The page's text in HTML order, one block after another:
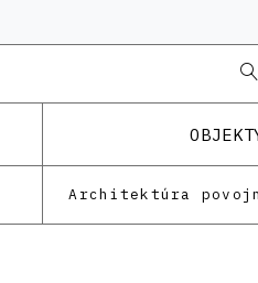
Architektúra